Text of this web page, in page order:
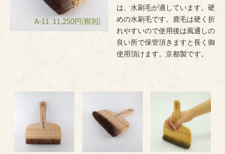
は、水刷毛が適しています。硬
めの水刷毛です。鹿毛は硬く折
れやすいので使用後は風通しの
良い所で保管頂きますと長く御
使用頂けます。京都製です。